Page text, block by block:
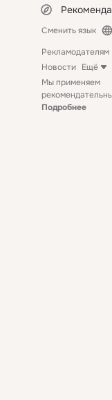
Сменить язык
Рекламодателям
Новости Ещё
Мы применяем
Подробнее